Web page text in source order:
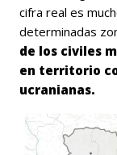
cifra real es
determinadas
de los civiles
en territorio
ucranianas.